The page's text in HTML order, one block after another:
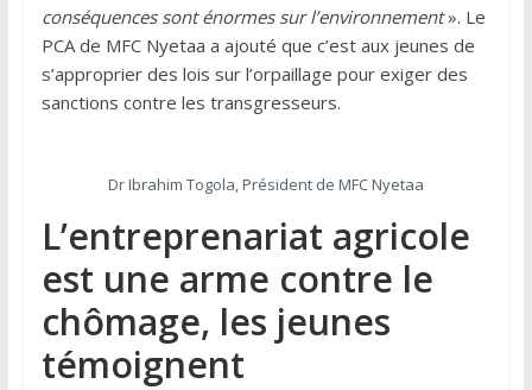
conséquences sont énormes sur l’environnement». Le
PCA de MFC Nyetaa a ajouté que c’est aux jeunes de
s’approprier des lois sur l’orpaillage pour exiger des
sanctions contre les transgresseurs.
Dr Ibrahim Togola, Président de MFC Nyetaa
L’entreprenariat agricole
est une arme contre le
chômage, les jeunes
témoignent